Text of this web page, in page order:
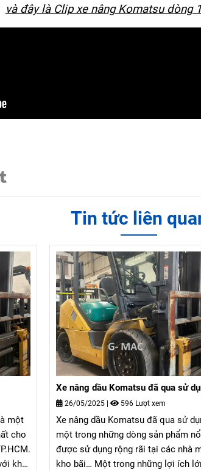
và đây là Clip xe nâng Komatsu dòng
Tin tức liên
một
cho
khả
Xe nâng dầu Komatsu đã qua sử
26/05/2025 | 596 Lượt xem
Xe nâng dầu Komatsu đã qua sử
một trong những dòng sản phẩm
được sử dụng rộng rãi tại các nhà
kho bãi… Một trong những lợi ích